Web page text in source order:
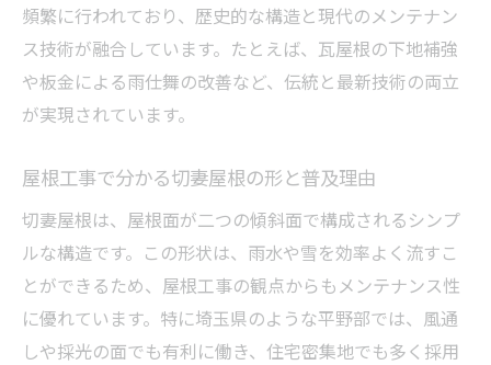
頻繁に行われており、歴史的な構造と現代のメンテナン
ス技術が融合しています。たとえば、瓦屋根の下地補強
や板金による雨仕舞の改善など、伝統と最新技術の両立
が実現されています。
屋根工事で分かる切妻屋根の形と普及理由
切妻屋根は、屋根面が二つの傾斜面で構成されるシンプ
ルな構造です。この形状は、雨水や雪を効率よく流すこ
とができるため、屋根工事の観点からもメンテナンス性
に優れています。特に埼玉県のような平野部では、風通
しや採光の面でも有利に働き、住宅密集地でも多く採用